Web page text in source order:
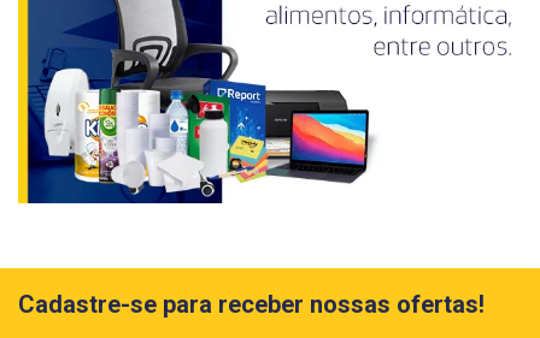
Cadastre-se para receber nossas ofertas!